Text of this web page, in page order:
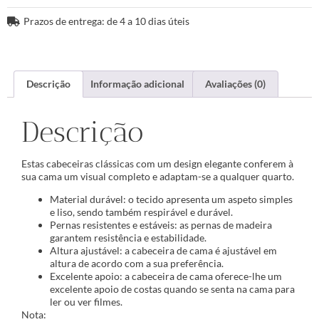
Prazos de entrega: de 4 a 10 dias úteis
Descrição Informação adicional Avaliações (0)
Descrição
Estas cabeceiras clássicas com um design elegante conferem à
sua cama um visual completo e adaptam-se a qualquer quarto.
Material durável: o tecido apresenta um aspeto simples
e liso, sendo também respirável e durável.
Pernas resistentes e estáveis: as pernas de madeira
garantem resistência e estabilidade.
Altura ajustável: a cabeceira de cama é ajustável em
altura de acordo com a sua preferência.
Excelente apoio: a cabeceira de cama oferece-lhe um
excelente apoio de costas quando se senta na cama para
ler ou ver filmes.
Nota: